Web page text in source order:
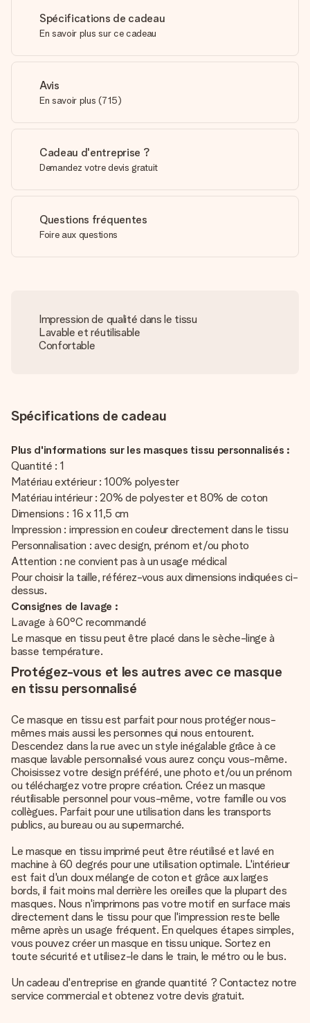
Spécifications de cadeau
En savoir plus sur ce cadeau
Avis
En savoir plus (715)
Cadeau d'entreprise ?
Demandez votre devis gratuit
Questions fréquentes
Foire aux questions
Impression de qualité dans le tissu
Lavable et réutilisable
Confortable
Spécifications de cadeau
Plus d'informations sur les masques tissu personnalisés :
Quantité : 1
Matériau extérieur : 100% polyester
Matériau intérieur : 20% de polyester et 80% de coton
Dimensions : 16 x 11,5 cm
Impression : impression en couleur directement dans le tissu
Personnalisation : avec design, prénom et/ou photo
Attention : ne convient pas à un usage médical
Pour choisir la taille, référez-vous aux dimensions indiquées ci-
dessus.
Consignes de lavage :
Lavage à 60°C recommandé
Le masque en tissu peut être placé dans le sèche-linge à
basse température.
Protégez-vous et les autres avec ce masque
en tissu personnalisé
Ce masque en tissu est parfait pour nous protéger nous-
mêmes mais aussi les personnes qui nous entourent.
Descendez dans la rue avec un style inégalable grâce à ce
masque lavable personnalisé vous aurez conçu vous-même.
Choisissez votre design préféré, une photo et/ou un prénom
ou téléchargez votre propre création. Créez un masque
réutilisable personnel pour vous-même, votre famille ou vos
collègues. Parfait pour une utilisation dans les transports
publics, au bureau ou au supermarché.
Le masque en tissu imprimé peut être réutilisé et lavé en
machine à 60 degrés pour une utilisation optimale. L'intérieur
est fait d'un doux mélange de coton et grâce aux larges
bords, il fait moins mal derrière les oreilles que la plupart des
masques. Nous n'imprimons pas votre motif en surface mais
directement dans le tissu pour que l'impression reste belle
même après un usage fréquent. En quelques étapes simples,
vous pouvez créer un masque en tissu unique. Sortez en
toute sécurité et utilisez-le dans le train, le métro ou le bus.
Un cadeau d'entreprise en grande quantité ? Contactez notre
service commercial et obtenez votre devis gratuit.